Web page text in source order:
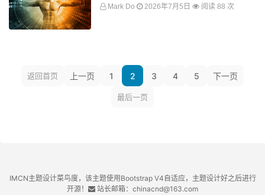
Mark Do 2026年7月5日 阅读 88 次
返回首页 上一页 1 2 3 4 5 下一页
最后一页
IMCN主题设计菜鸟度，该主题使用Bootstrap V4自适应，主题设计好之后进行
开源！
站长邮箱：chinacnd@163.com